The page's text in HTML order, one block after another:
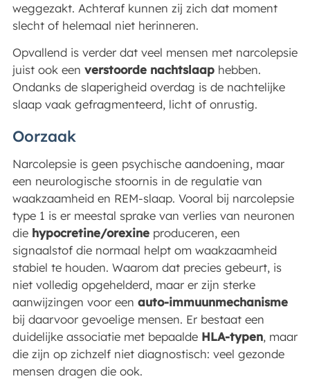
weggezakt. Achteraf kunnen zij zich dat moment
slecht of helemaal niet herinneren.
Opvallend is verder dat veel mensen met narcolepsie
juist ook een verstoorde nachtslaaphebben.
Ondanks de slaperigheid overdag is de nachtelijke
slaap vaak gefragmenteerd, licht of onrustig.
Oorzaak
Narcolepsie is geen psychische aandoening, maar
een neurologische stoornis in de regulatie van
waakzaamheid en REM-slaap. Vooral bij narcolepsie
type 1 is er meestal sprake van verlies van neuronen
die hypocretine/orexineproduceren, een
signaalstof die normaal helpt om waakzaamheid
stabiel te houden. Waarom dat precies gebeurt, is
niet volledig opgehelderd, maar er zijn sterke
aanwijzingen voor een auto-immuunmechanisme
bij daarvoor gevoelige mensen. Er bestaat een
duidelijke associatie met bepaalde HLA-typen, maar
die zijn op zichzelf niet diagnostisch: veel gezonde
mensen dragen die ook.